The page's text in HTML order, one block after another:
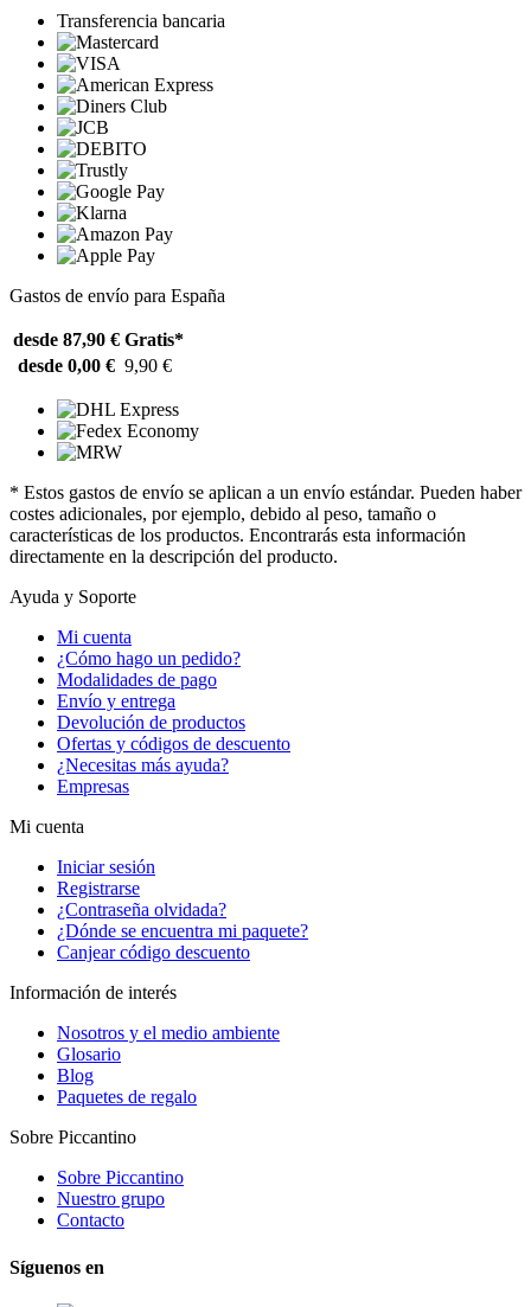
Transferencia bancaria
Gastos de envío para España
desde 87,90 € Gratis*
desde 0,00 € 9,90 €
* Estos gastos de envío se aplican a un envío estándar. Pueden haber
costes adicionales, por ejemplo, debido al peso, tamaño o
características de los productos. Encontrarás esta información
directamente en la descripción del producto.
Ayuda y Soporte
Mi cuenta
¿Cómo hago un pedido?
Modalidades de pago
Envío y entrega
Devolución de productos
Ofertas y códigos de descuento
¿Necesitas más ayuda?
Empresas
Mi cuenta
Iniciar sesión
Registrarse
¿Contraseña olvidada?
¿Dónde se encuentra mi paquete?
Canjear código descuento
Información de interés
Nosotros y el medio ambiente
Glosario
Blog
Paquetes de regalo
Sobre Piccantino
Sobre Piccantino
Nuestro grupo
Contacto
Síguenos en